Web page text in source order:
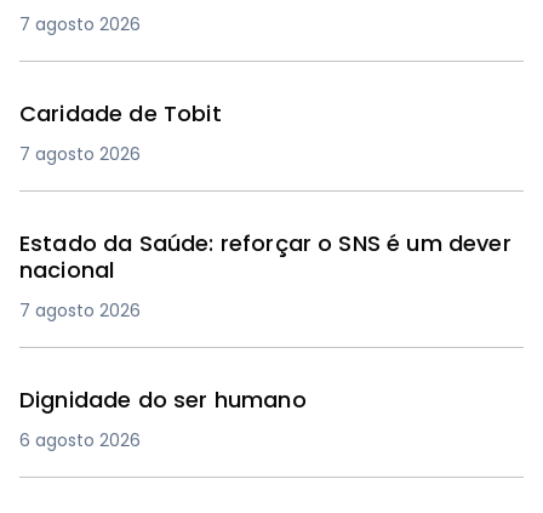
7 agosto 2026
Caridade de Tobit
7 agosto 2026
Estado da Saúde: reforçar o SNS é um dever
nacional
7 agosto 2026
Dignidade do ser humano
6 agosto 2026